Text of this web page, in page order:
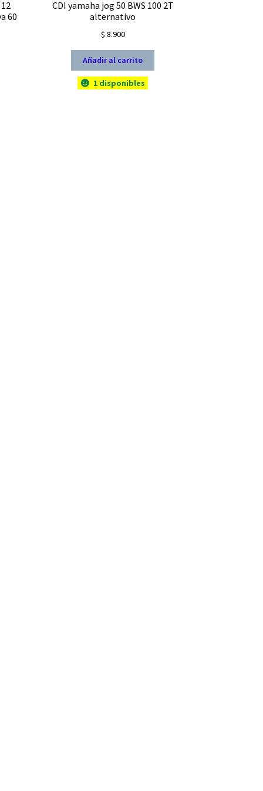
60
CDI yamaha jog 50 BWS 100 2T
alternativo
$ 8.900
Añadir al carrito
1 disponibles